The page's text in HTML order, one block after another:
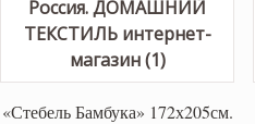
«Стебель Бамбука» 172х205см.